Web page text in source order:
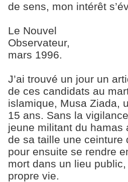
de sens, mon intérêt
Le Nouvel
Observateur,
mars 1996.
J’ai trouvé un jour un
de ces candidats au
islamique, Musa Ziada,
15 ans. Sans la
jeune militant du hamas
de sa taille une ceinture
pour ensuite se rendre
mort dans un lieu
propre vie.